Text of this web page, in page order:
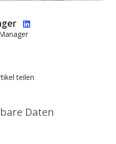
teilen
Daten